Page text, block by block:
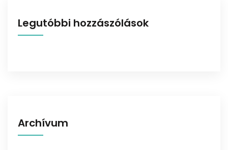
Legutóbbi hozzászólások
Archívum